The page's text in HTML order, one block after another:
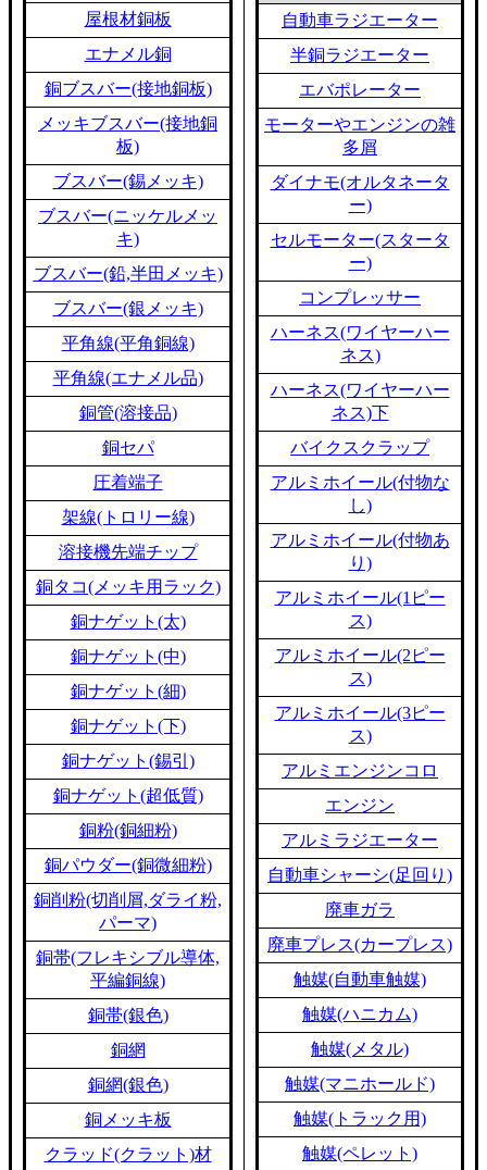
屋根材銅板
エナメル銅
銅ブスバー(接地銅板)
メッキブスバー(接地銅
板)
ブスバー(錫メッキ)
ブスバー(ニッケルメッ
キ)
ブスバー(鉛,半田メッキ)
ブスバー(銀メッキ)
平角線(平角銅線)
平角線(エナメル品)
銅管(溶接品)
銅セパ
圧着端子
架線(トロリー線)
溶接機先端チップ
銅タコ(メッキ用ラック)
銅ナゲット(太)
銅ナゲット(中)
銅ナゲット(細)
銅ナゲット(下)
銅ナゲット(錫引)
銅ナゲット(超低質)
銅粉(銅細粉)
銅パウダー(銅微細粉)
銅削粉(切削屑,ダライ粉,
パーマ)
銅帯(フレキシブル導体,
平編銅線)
銅帯(銀色)
銅網
銅網(銀色)
銅メッキ板
クラッド(クラット)材
自動車ラジエーター
半銅ラジエーター
エバポレーター
モーターやエンジンの雑
多屑
ダイナモ(オルタネータ
ー)
セルモーター(スタータ
ー)
コンプレッサー
ハーネス(ワイヤーハー
ネス)
ハーネス(ワイヤーハー
ネス)下
バイクスクラップ
アルミホイール(付物な
し)
アルミホイール(付物あ
り)
アルミホイール(1ピー
ス)
アルミホイール(2ピー
ス)
アルミホイール(3ピー
ス)
アルミエンジンコロ
エンジン
アルミラジエーター
自動車シャーシ(足回り)
廃車ガラ
廃車プレス(カープレス)
触媒(自動車触媒)
触媒(ハニカム)
触媒(メタル)
触媒(マニホールド)
触媒(トラック用)
触媒(ペレット)